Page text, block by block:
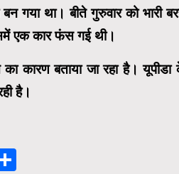
गया था। बीते गुरुवार को भारी
एक कार फंस गई थी।
का कारण बताया जा रहा है।
है।